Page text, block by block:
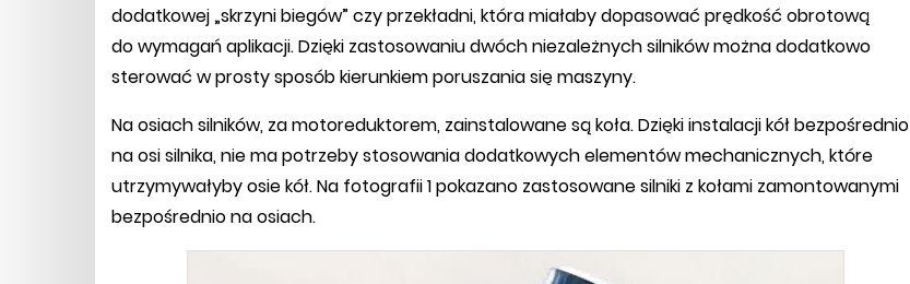
dodatkowej „skrzyni biegów” czy przekładni, która miałaby dopasować prędkość obrotową
do wymagań aplikacji. Dzięki zastosowaniu dwóch niezależnych silników można dodatkowo
sterować w prosty sposób kierunkiem poruszania się maszyny.
Na osiach silników, za motoreduktorem, zainstalowane są koła. Dzięki instalacji kół bezpośrednio
na osi silnika, nie ma potrzeby stosowania dodatkowych elementów mechanicznych, które
utrzymywałyby osie kół. Na fotografii 1 pokazano zastosowane silniki z kołami zamontowanymi
bezpośrednio na osiach.